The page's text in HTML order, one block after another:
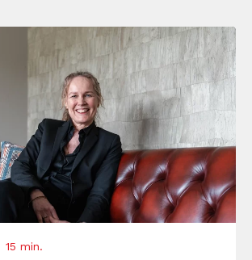
respect de […]
15 min.